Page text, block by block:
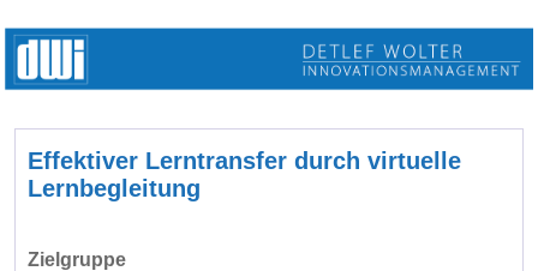
Effektiver Lerntransfer durch virtuelle
Lernbegleitung
Zielgruppe